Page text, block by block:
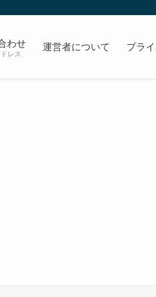
わせ
レス
運営者について プラ